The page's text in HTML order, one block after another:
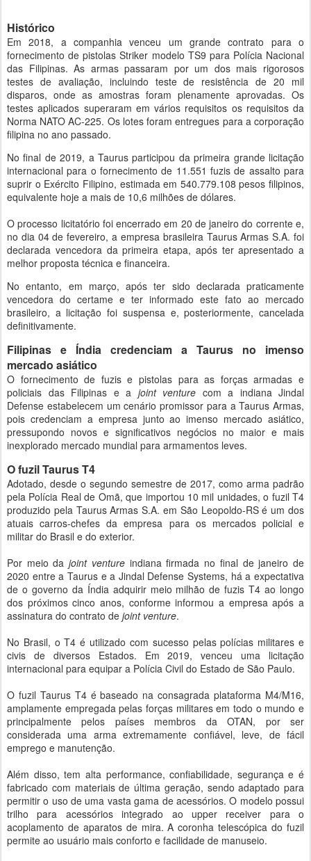
Histórico
Em 2018, a companhia venceu um grande contrato para o
fornecimento de pistolas Striker modelo TS9 para Polícia Nacional
das Filipinas. As armas passaram por um dos mais rigorosos
testes de avaliação, incluindo teste de resistência de 20 mil
disparos, onde as amostras foram plenamente aprovadas. Os
testes aplicados superaram em vários requisitos os requisitos da
Norma NATO AC-225. Os lotes foram entregues para a corporação
filipina no ano passado.
No final de 2019, a Taurus participou da primeira grande licitação
internacional para o fornecimento de 11.551 fuzis de assalto para
suprir o Exército Filipino, estimada em 540.779.108 pesos filipinos,
equivalente hoje a mais de 10,6 milhões de dólares.
O processo licitatório foi encerrado em 20 de janeiro do corrente e,
no dia 04 de fevereiro, a empresa brasileira Taurus Armas S.A. foi
declarada vencedora da primeira etapa, após ter apresentado a
melhor proposta técnica e financeira.
No entanto, em março, após ter sido declarada praticamente
vencedora do certame e ter informado este fato ao mercado
brasileiro, a licitação foi suspensa e, posteriormente, cancelada
definitivamente.
Filipinas e Índia credenciam a Taurus no imenso
mercado asiático
O fornecimento de fuzis e pistolas para as forças armadas e
policiais das Filipinas e a joint venture com a indiana Jindal
Defense estabelecem um cenário promissor para a Taurus Armas,
pois credenciam a empresa junto ao imenso mercado asiático,
pressupondo novos e significativos negócios no maior e mais
inexplorado mercado mundial para armamentos leves.
O fuzil Taurus T4
Adotado, desde o segundo semestre de 2017, como arma padrão
pela Polícia Real de Omã, que importou 10 mil unidades, o fuzil T4
produzido pela Taurus Armas S.A. em São Leopoldo-RS é um dos
atuais carros-chefes da empresa para os mercados policial e
militar do Brasil e do exterior.
Por meio dajoint ventureindiana firmada no final de janeiro de
2020 entre a Taurus e a Jindal Defense Systems, há a expectativa
de o governo da Índia adquirir meio milhão de fuzis T4 ao longo
dos próximos cinco anos, conforme informou a empresa após a
assinatura do contrato de joint venture.
No Brasil, o T4 é utilizado com sucesso pelas polícias militares e
civis de diversos Estados. Em 2019, venceu uma licitação
internacional para equipar a Polícia Civil do Estado de São Paulo.
O fuzil Taurus T4 é baseado na consagrada plataforma M4/M16,
amplamente empregada pelas forças militares em todo o mundo e
principalmente pelos países membros da OTAN, por ser
considerada uma arma extremamente confiável, leve, de fácil
emprego e manutenção.
Além disso, tem alta performance, confiabilidade, segurança e é
fabricado com materiais de última geração, sendo adaptado para
permitir o uso de uma vasta gama de acessórios. O modelo possui
trilho para acessórios integrado ao upper receiver para o
acoplamento de aparatos de mira. A coronha telescópica do fuzil
permite ao usuário mais conforto e facilidade de manuseio.